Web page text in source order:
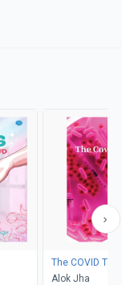
The COVID Test
Alok Jha